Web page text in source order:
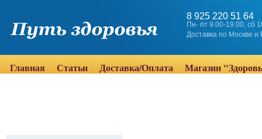
8 925 220 51 64
Пн- пт 9.00-19.00, сб
Доставка по Москве и
Главная Статьи Доставка/Оплата Магазин